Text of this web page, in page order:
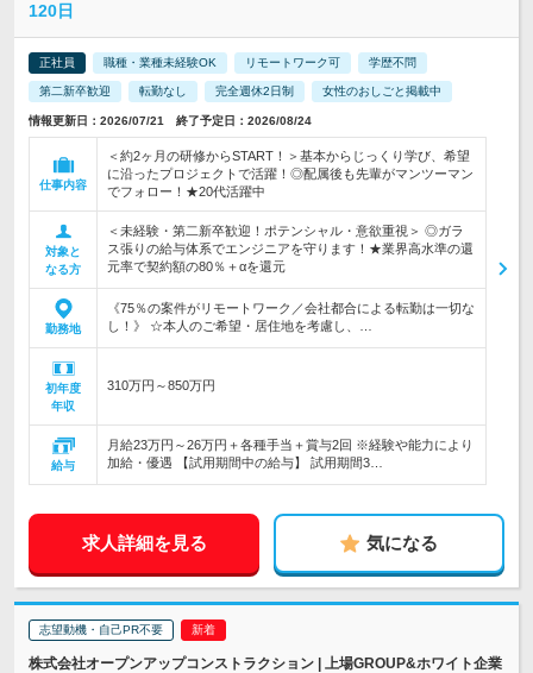
120日
正社員 職種・業種未経験OK リモートワーク可 学歴不問
第二新卒歓迎 転勤なし 完全週休2日制 女性のおしごと掲載中
情報更新日：2026/07/21 終了予定日：2026/08/24
仕事内容
＜約2ヶ月の研修からSTART！＞基本からじっくり学び、希望
に沿ったプロジェクトで活躍！◎配属後も先輩がマンツーマン
でフォロー！★20代活躍中
対象と
なる方
＜未経験・第二新卒歓迎！ポテンシャル・意欲重視＞ ◎ガラ
ス張りの給与体系でエンジニアを守ります！★業界高水準の還
元率で契約額の80％＋αを還元
勤務地
《75％の案件がリモートワーク／会社都合による転勤は一切な
し！》 ☆本人のご希望・居住地を考慮し、…
初年度
年収
310万円～850万円
給与
月給23万円～26万円＋各種手当＋賞与2回 ※経験や能力により
加給・優遇 【試用期間中の給与】 試用期間3…
求人詳細を見る 気になる
志望動機・自己PR不要
株式会社オープンアップコンストラクション | 上場GROUP&ホワイト企業